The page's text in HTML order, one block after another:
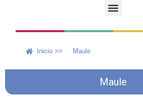
Inicio >> Maule
Maule